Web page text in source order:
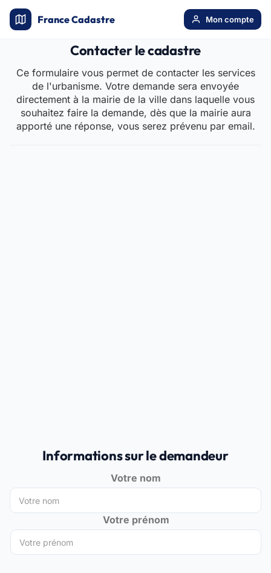
France Cadastre Mon compte
Contacter le cadastre
Ce formulaire vous permet de contacter les services
de l'urbanisme. Votre demande sera envoyée
directement à la mairie de la ville dans laquelle vous
souhaitez faire la demande, dès que la mairie aura
apporté une réponse, vous serez prévenu par email.
Informations sur le demandeur
Votre nom
Votre prénom